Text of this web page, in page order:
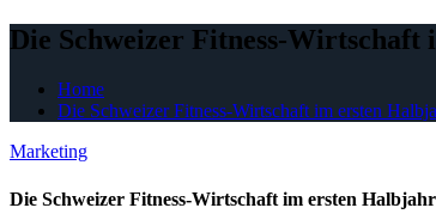
Die Schweizer Fitness-Wirtschaft
Home
Die Schweizer Fitness-Wirtschaft im ersten
Marketing
Die Schweizer Fitness-Wirtschaft im ersten Halbjahr